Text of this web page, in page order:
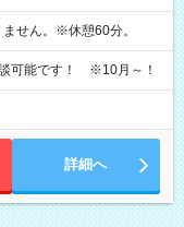
せん。※休憩60分。
可能です！ ※10月～！
詳細へ